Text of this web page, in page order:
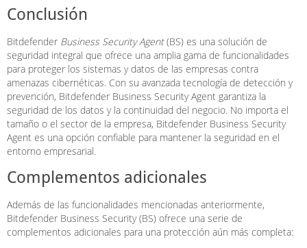
Conclusión
Bitdefender Business Security Agent(BS) es una solución de
seguridad integral que ofrece una amplia gama de funcionalidades
para proteger los sistemas y datos de las empresas contra
amenazas cibernéticas. Con su avanzada tecnología de detección y
prevención, Bitdefender Business Security Agent garantiza la
seguridad de los datos y la continuidad del negocio. No importa el
tamaño o el sector de la empresa, Bitdefender Business Security
Agent es una opción confiable para mantener la seguridad en el
entorno empresarial.
Complementos adicionales
Además de las funcionalidades mencionadas anteriormente,
Bitdefender Business Security (BS) ofrece una serie de
complementos adicionales para una protección aún más completa: